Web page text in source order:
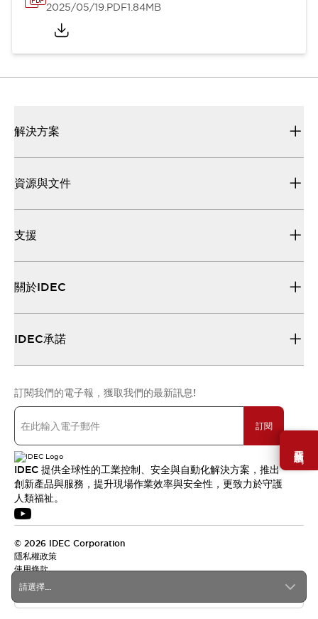
需要幫助嗎？
2025/05/19.PDF1.84MB
請選擇...
解決方案
資源與文件
支援
關於IDEC
IDEC承諾
訂閱我們的電子報，獲取我們的最新訊息!
訂閱
IDEC 提供全球性的工業控制、安全與自動化解決方案，推出
創新產品與服務，提升現場作業效率與安全性，更致力於守護
人類福祉。
© 2026 IDEC Corporation
隱私權政策
使用條款
台灣